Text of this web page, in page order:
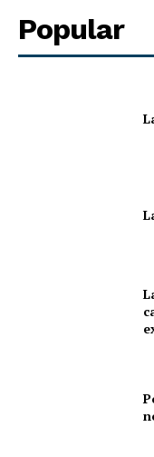
reflexión y
plural.
entrega de
Nos definimos por
el rigor y el
informativa
Gracias por
Popular